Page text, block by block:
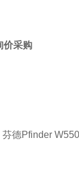
价采购
德Pfinder